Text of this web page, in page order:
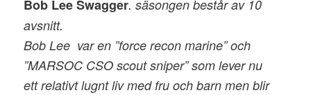
Bob Lee Swagger. säsongen består av 10
avsnitt.
Bob Lee var en ”force recon marine” och
”MARSOC CSO scout sniper” som lever nu
ett relativt lugnt liv med fru och barn men blir